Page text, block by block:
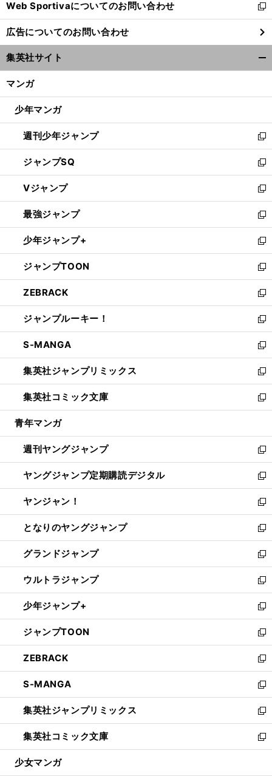
く
Web Sportivaについてのお問い合わせ
新
し
い
ウ
ィ
ン
ウ
開
く
広告についてのお問い合わせ
集英社サイト
マンガ
少年マンガ
週刊少年ジャンプ
新
し
い
ウ
ィ
ン
ド
ウ
で
開
く
ジャンプSQ
新
し
い
ウ
ィ
ン
ド
ウ
で
開
く
Vジャンプ
新
し
い
ウ
ィ
ン
ド
ウ
で
開
く
最強ジャンプ
新
し
い
ウ
ィ
ン
ド
ウ
で
開
く
少年ジャンプ+
新
し
い
ウ
ィ
ン
ド
ウ
で
開
く
ジャンプTOON
新
し
い
ウ
ィ
ン
ド
ウ
で
開
く
ZEBRACK
新
し
い
ウ
ィ
ン
ド
ウ
で
開
ジャンプルーキー！
新
し
い
ウ
ィ
ン
ド
ウ
開
く
S-MANGA
新
し
い
ウ
ィ
ン
ウ
で
開
く
集英社ジャンプリミックス
新
し
い
ウ
ン
ド
ウ
で
開
く
集英社コミック文庫
新
し
ウ
ィ
ン
ド
ウ
で
開
く
青年マンガ
週刊ヤングジャンプ
新
し
い
ウ
ィ
ン
ド
ウ
で
開
く
ヤングジャンプ定期購読デジタル
新
し
い
ウ
ィ
ン
ド
ウ
で
開
く
ヤンジャン！
新
し
い
ウ
ィ
ン
ド
ウ
で
開
く
となりのヤングジャンプ
新
し
い
ウ
ィ
ン
ド
ウ
で
開
く
グランドジャンプ
新
し
い
ウ
ィ
ン
ド
ウ
で
開
く
ウルトラジャンプ
新
し
い
ウ
ィ
ン
ド
ウ
で
開
く
少年ジャンプ+
新
し
い
ウ
ィ
ン
ド
ウ
で
開
く
ジャンプTOON
新
し
い
ウ
ィ
ン
ド
ウ
で
開
ZEBRACK
新
し
い
ウ
ィ
ン
ド
ウ
S-MANGA
新
し
い
ウ
ィ
ン
集英社ジャンプリミックス
新
し
い
ウ
集英社コミック文庫
新
し
少女マンガ